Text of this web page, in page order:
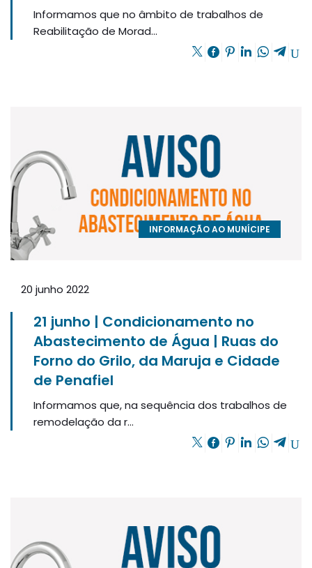
Informamos que no âmbito de trabalhos de
Reabilitação de Morad...
INFORMAÇÃO AO MUNÍCIPE
20 junho 2022
21 junho | Condicionamento no
Abastecimento de Água | Ruas do
Forno do Grilo, da Maruja e Cidade
de Penafiel
Informamos que, na sequência dos trabalhos de
remodelação da r...